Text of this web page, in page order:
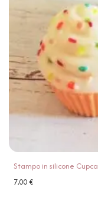
Stampo in silicone
7,00€